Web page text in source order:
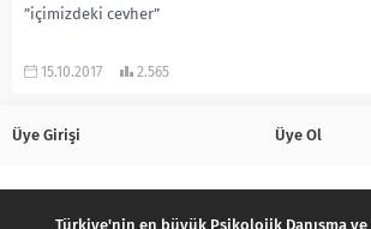
”içimizdeki cevher”
15.10.2017 2.565
Üye Girişi Üye Ol
Türkiye'nin en büyük Psikolojik Danışma